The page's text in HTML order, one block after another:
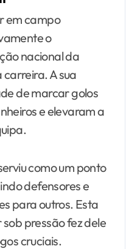
em campo
o
nacional da
A sua
de marcar golos
e elevaram a
como um ponto
defensores e
para outros. Esta
pressão fez dele
cruciais.